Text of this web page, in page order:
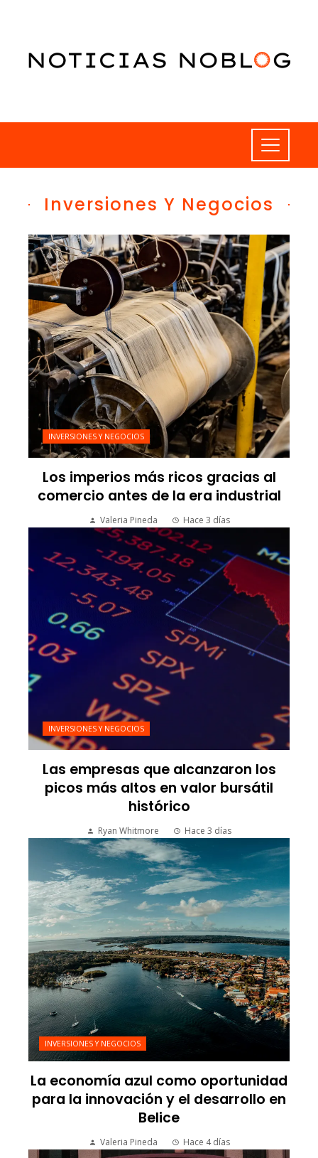
Inversiones Y Negocios
INVERSIONES Y NEGOCIOS
Los imperios más ricos gracias al
comercio antes de la era industrial
Valeria Pineda Hace 3 días
INVERSIONES Y NEGOCIOS
Las empresas que alcanzaron los
picos más altos en valor bursátil
histórico
Ryan Whitmore Hace 3 días
INVERSIONES Y NEGOCIOS
La economía azul como oportunidad
para la innovación y el desarrollo en
Belice
Valeria Pineda Hace 4 días